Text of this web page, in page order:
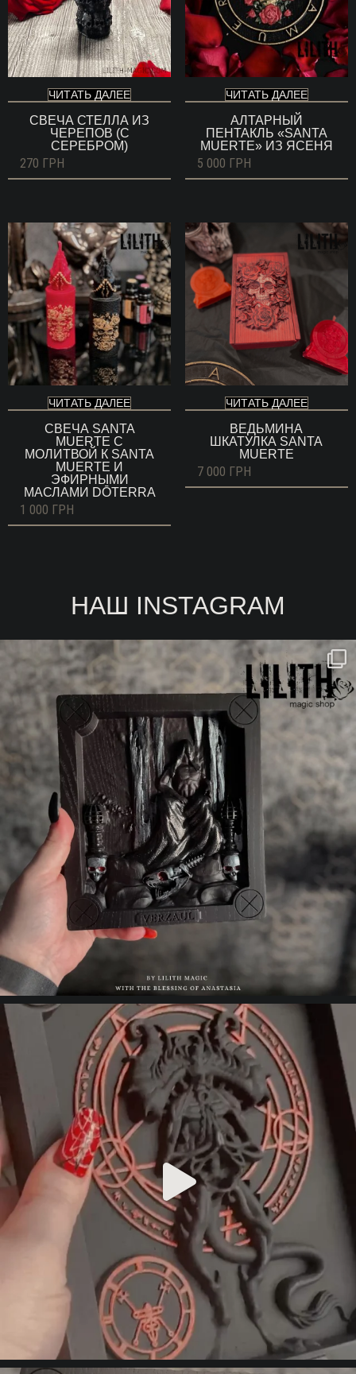
ЧИТАТЬ ДАЛЕЕ
СВЕЧА СТЕЛЛА ИЗ
ЧЕРЕПОВ (С
СЕРЕБРОМ)
270 ГРН
ЧИТАТЬ ДАЛЕЕ
АЛТАРНЫЙ
ПЕНТАКЛЬ «SANTA
MUERTE» ИЗ ЯСЕНЯ
5 000 ГРН
ЧИТАТЬ ДАЛЕЕ
СВЕЧА SANTA
MUERTE С
МОЛИТВОЙ К SANTA
MUERTE И
ЭФИРНЫМИ
МАСЛАМИ DŌTERRA
1 000 ГРН
ЧИТАТЬ ДАЛЕЕ
ВЕДЬМИНА
ШКАТУЛКА SANTA
MUERTE
7 000 ГРН
НАШ INSTAGRAM